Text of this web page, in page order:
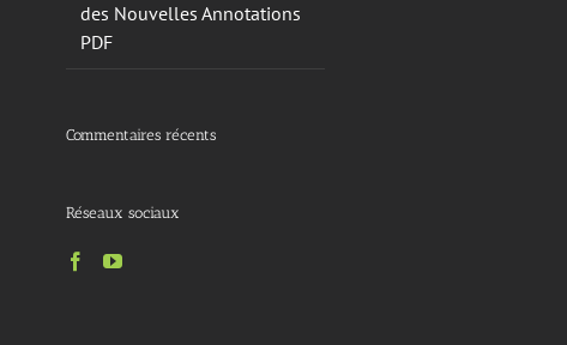
des Nouvelles Annotations
PDF
Commentaires récents
Réseaux sociaux